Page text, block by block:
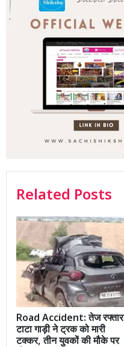
Related Posts
Road Accident: तेज रफ्तार
टाटा गाड़ी ने ट्रक को मारी
टक्कर, तीन युवकों की मौके पर